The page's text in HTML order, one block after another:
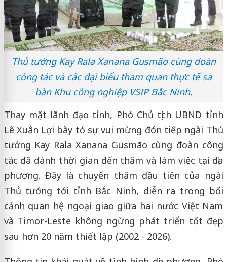
Thủ tướng Kay Rala Xanana Gusmão cùng đoàn
công tác và các đại biểu tham quan thực tế sa
bàn Khu công nghiệp VSIP Bắc Ninh.
Thay mặt lãnh đạo tỉnh, Phó Chủ tịch UBND tỉnh
Lê Xuân Lợi bày tỏ sự vui mừng đón tiếp ngài Thủ
tướng Kay Rala Xanana Gusmão cùng đoàn công
tác đã dành thời gian đến thăm và làm việc tại địa
phương. Đây là chuyến thăm đầu tiên của ngài
Thủ tướng tới tỉnh Bắc Ninh, diễn ra trong bối
cảnh quan hệ ngoại giao giữa hai nước Việt Nam
và Timor-Leste không ngừng phát triển tốt đẹp
sau hơn 20 năm thiết lập (2002 - 2026).